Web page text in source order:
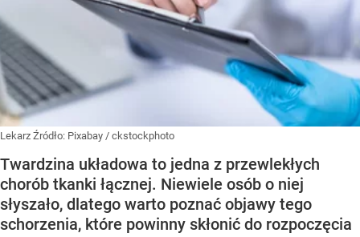
Lekarz Źródło: Pixabay / ckstockphoto
Twardzina układowa to jedna z przewlekłych
chorób tkanki łącznej. Niewiele osób o niej
słyszało, dlatego warto poznać objawy tego
schorzenia, które powinny skłonić do rozpoczęcia